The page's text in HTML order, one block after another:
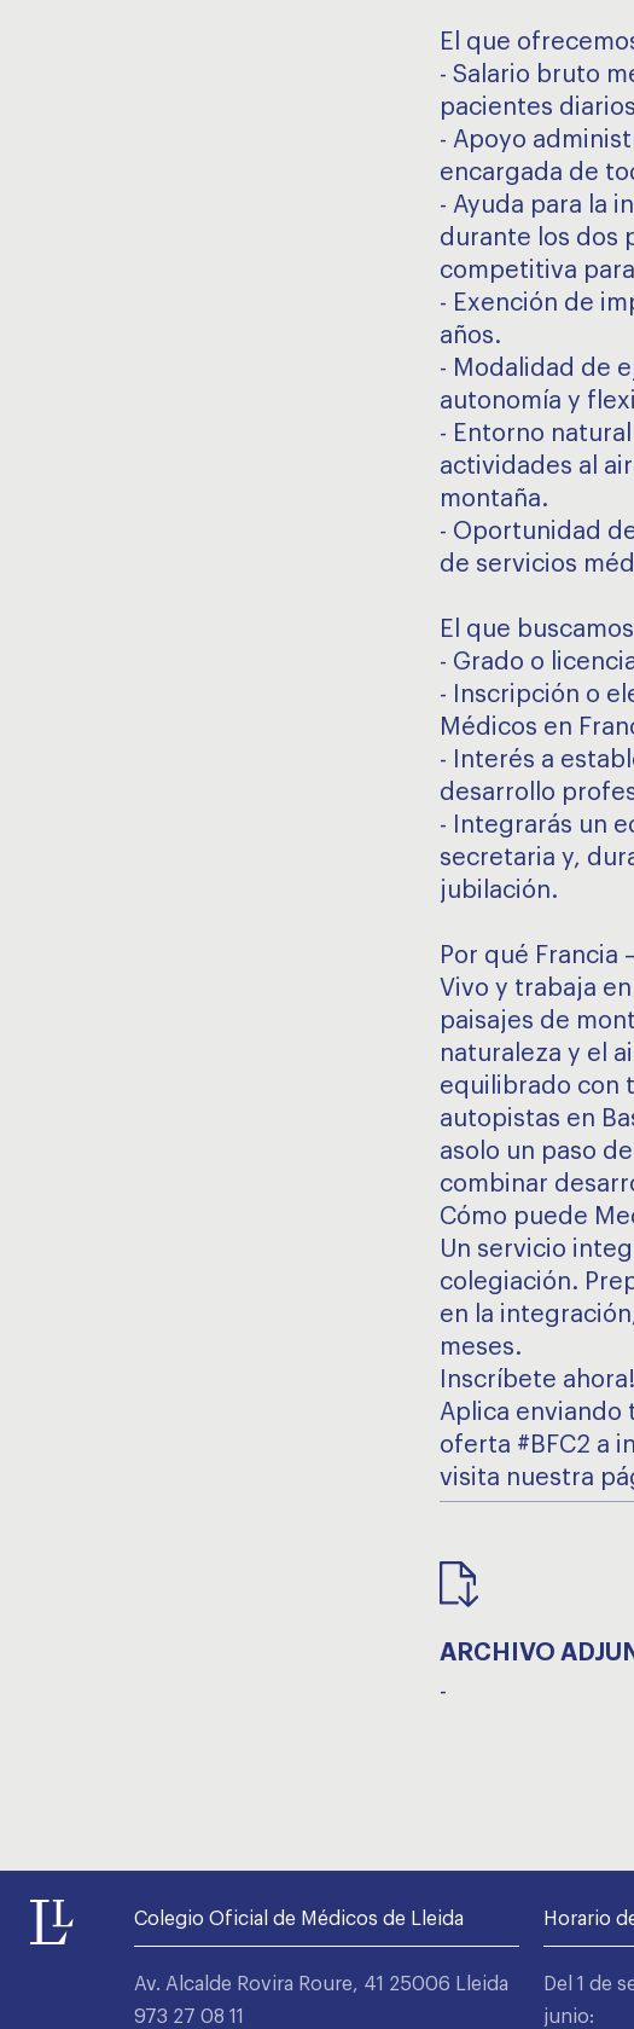
El que
- Salario bruto
pacientes
- Apoyo
encargada de
- Ayuda para la
durante los dos
competitiva
- Exención de
años.
- Modalidad de
autonomía y
- Entorno
actividades al
montaña.
- Oportunidad
de servicios
El que buscamos
- Grado o
- Inscripción o
Médicos en
- Interés a
desarrollo
- Integrarás un
secretaria y,
jubilación.
Por qué Francia
Vivo y trabaja
paisajes de
naturaleza y el
equilibrado con
autopistas en
asolo un paso
combinar
Cómo puede
Un servicio
colegiación.
en la
meses.
Inscríbete ahora!
Aplica enviando
oferta #BFC2 a
visita nuestra
ARCHIVO
-
Colegio Oficial de Médicos de Lleida
Av. Alcalde Rovira Roure, 41 25006 Lleida
973 27 08 11
Horario
Del 1 de
junio: